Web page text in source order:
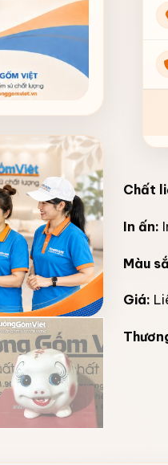
Chất
In ấn:
Màu
Giá: